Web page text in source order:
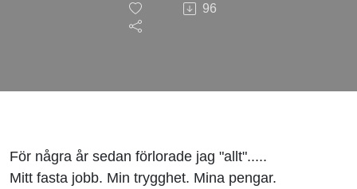
allt
96
För några år sedan förlorade jag "allt".....
Mitt fasta jobb. Min trygghet. Mina pengar.